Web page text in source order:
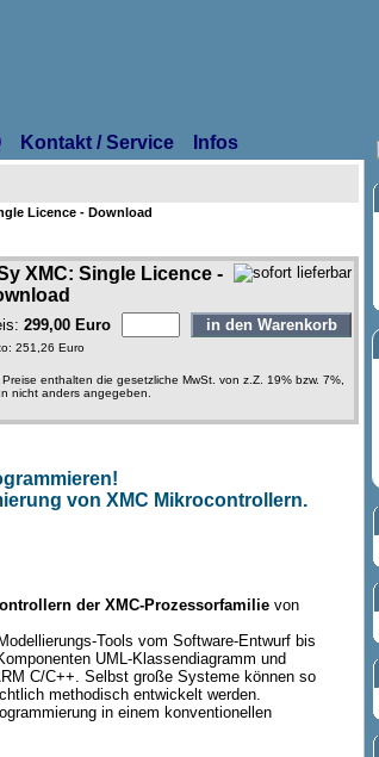
Kontakt / Service Infos
Licence - Download
XMC: Single Licence -
299,00 Euro
251,26 Euro
Preise enthalten die gesetzliche MwSt. von z.Z. 19% bzw. 7%,
nicht anders angegeben.
von XMC Mikrocontrollern.
der XMC-Prozessorfamilie von
Tools vom Software-Entwurf bis
UML-Klassendiagramm und
C/C++. Selbst große Systeme können so
methodisch entwickelt werden.
in einem konventionellen